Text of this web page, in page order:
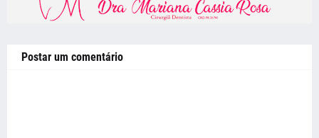
Postar um comentário